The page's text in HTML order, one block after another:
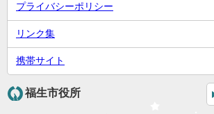
プライバシーポリシー
リンク集
携帯サイト
福生市役所